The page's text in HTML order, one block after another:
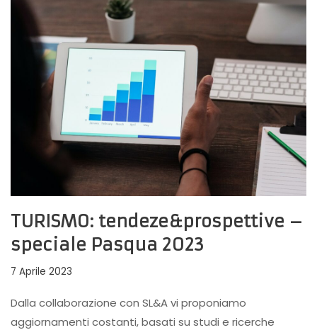
TURISMO: tendeze&prospettive –
speciale Pasqua 2023
7 Aprile 2023
Dalla collaborazione con SL&A vi proponiamo
aggiornamenti costanti, basati su studi e ricerche